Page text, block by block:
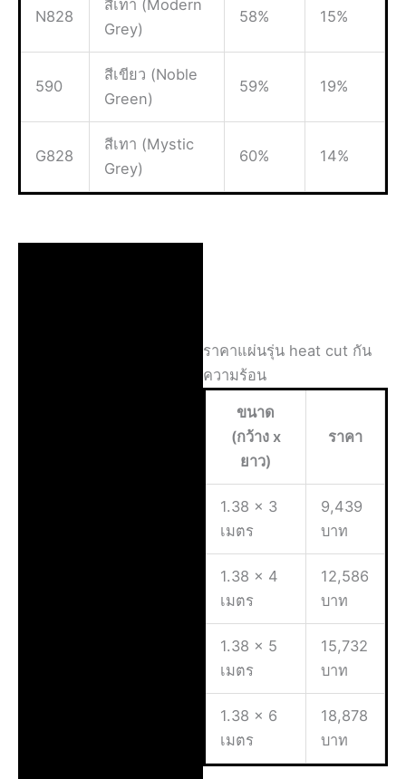
N828
สีเทา (Modern
Grey)
58% 15%
590
สีเขียว (Noble
Green)
59% 19%
G828
สีเทา (Mystic
Grey)
60% 14%
ราคาแผ่นรุ่น heat cut กัน
ความร้อน
ขนาด
(กว้าง x
ยาว)
ราคา
1.38 x 3
เมตร
9,439
บาท
1.38 x 4
เมตร
12,586
บาท
1.38 x 5
เมตร
15,732
บาท
1.38 x 6
เมตร
18,878
บาท